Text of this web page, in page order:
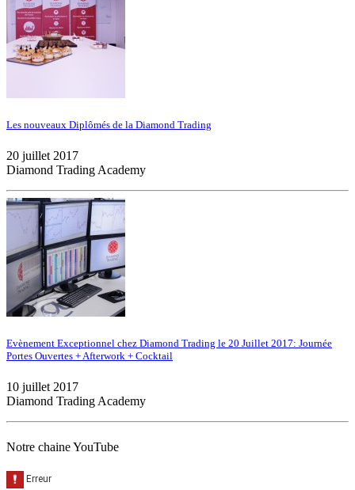
Les nouveaux Diplômés de la Diamond Trading
20 juillet 2017
Diamond Trading Academy
Evènement Exceptionnel chez Diamond Trading le 20 Juillet 2017: Journée
Portes Ouvertes + Afterwork + Cocktail
10 juillet 2017
Diamond Trading Academy
Notre chaine YouTube